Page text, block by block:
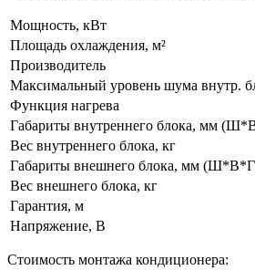
Мощность, кВт
Площадь охлаждения, м²
Производитель
Максимальный уровень шума внутр.
Функция нагрева
Габариты внутреннего блока, мм
Вес внутреннего блока, кг
Габариты внешнего блока, мм
Вес внешнего блока, кг
Гарантия, м
Напряжение, В
Стоимость монтажа кондиционера: